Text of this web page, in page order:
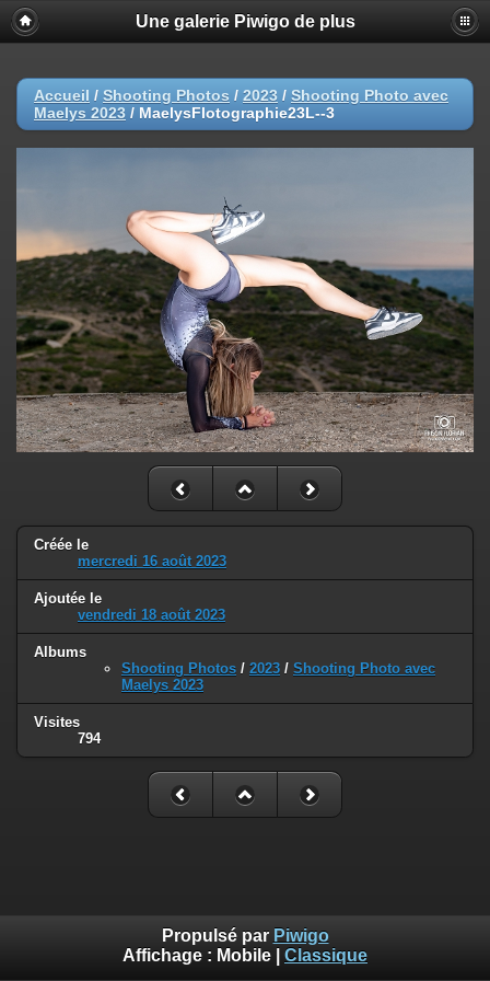
Une galerie Piwigo de plus
Accueil / Shooting Photos / 2023 / Shooting Photo avec
Maelys 2023 / MaelysFlotographie23L--3
Créée le
mercredi 16 août 2023
Ajoutée le
vendredi 18 août 2023
Albums
Shooting Photos / 2023 / Shooting Photo avec
Maelys 2023
Visites
794
Propulsé par Piwigo
Affichage : Mobile Classique